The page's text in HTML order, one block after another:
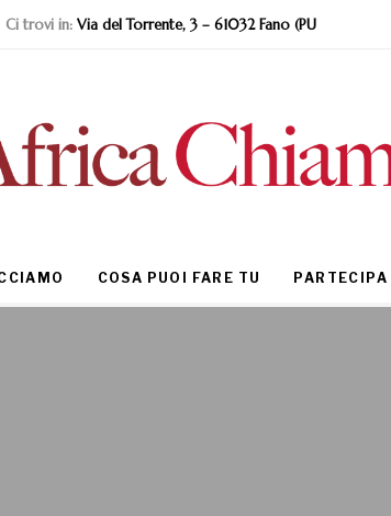
Ci trovi in: Via del Torrente, 3 – 61032 Fano (PU
COSA PUOI FARE TU PARTECIPA